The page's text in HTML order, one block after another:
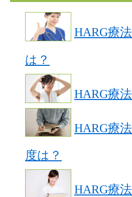
HARG療
は？
HARG療
HARG療
度は？
HARG療